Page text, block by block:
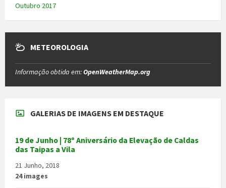
Outubro 2017
METEOROLOGIA
Informação obtida em:OpenWeatherMap.org
GALERIAS DE IMAGENS EM DESTAQUE
19 de Junho | 78º Aniversário da Elevação de Caldas
das Taipas a Vila
21 Junho, 2018
24 images